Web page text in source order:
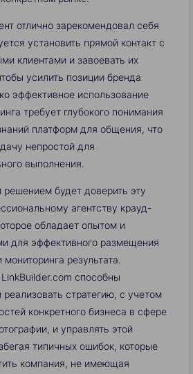
отлично зарекомендовал себя
установить прямой контакт с
клиентами и завоевать их
усилить позиции бренда
эффективное использование
требует глубокого понимания
платформ для общения, что
непростой для
выполнения.
будет доверить эту
агентству крауд-
обладает опытом и
для эффективного размещения
результата.
способны
реализовать стратегию, с учетом
конкретного бизнеса в сфере
и управлять этой
типичных ошибок, которые
компания, не имеющая